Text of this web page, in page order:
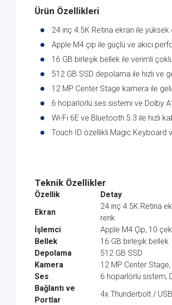
Ürün Özellikleri
24 inç 4.5K Retina ekran ile yüksek
Apple M4 çip ile güçlü ve akıcı
16 GB birleşik bellek ile verimli
512 GB SSD depolama ile hızlı ve
12 MP Center Stage kamera ile
6 hoparlörlü ses sistemi ve Dolby
Wi-Fi 6E ve Bluetooth 5.3 ile hızlı
Touch ID özellikli Magic Keyboard
Teknik Özellikler
Özellik
Detay
Ekran
24 inç 4.5K Retina
renk
İşlemci
Apple M4 Çip, 10
Bellek
16 GB birleşik bellek
Depolama
512 GB SSD
Kamera
12 MP Center
Ses
6 hoparlörlü sistem,
Bağlantı ve
Portlar
4x Thunderbolt /